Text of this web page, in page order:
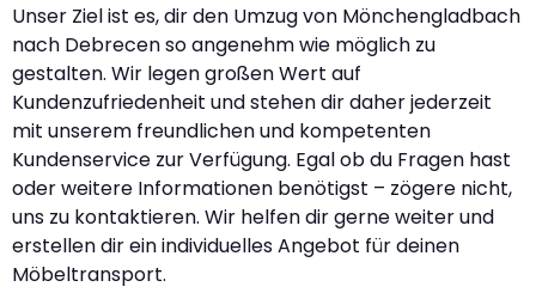
Unser Ziel ist es, dir den Umzug von Mönchengladbach
nach Debrecen so angenehm wie möglich zu
gestalten. Wir legen großen Wert auf
Kundenzufriedenheit und stehen dir daher jederzeit
mit unserem freundlichen und kompetenten
Kundenservice zur Verfügung. Egal ob du Fragen hast
oder weitere Informationen benötigst – zögere nicht,
uns zu kontaktieren. Wir helfen dir gerne weiter und
erstellen dir ein individuelles Angebot für deinen
Möbeltransport.